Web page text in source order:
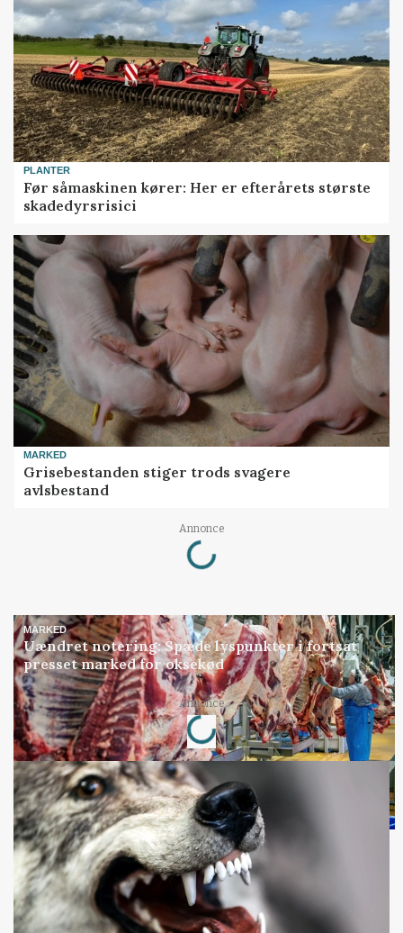
PLANTER
Før såmaskinen kører: Her er efterårets største
skadedyrsrisici
MARKED
Grisebestanden stiger trods svagere
avlsbestand
Annonce
Loading...
MARKED
Uændret notering: Spæde lyspunkter i fortsat
presset marked for oksekød
Annonce
Loading...